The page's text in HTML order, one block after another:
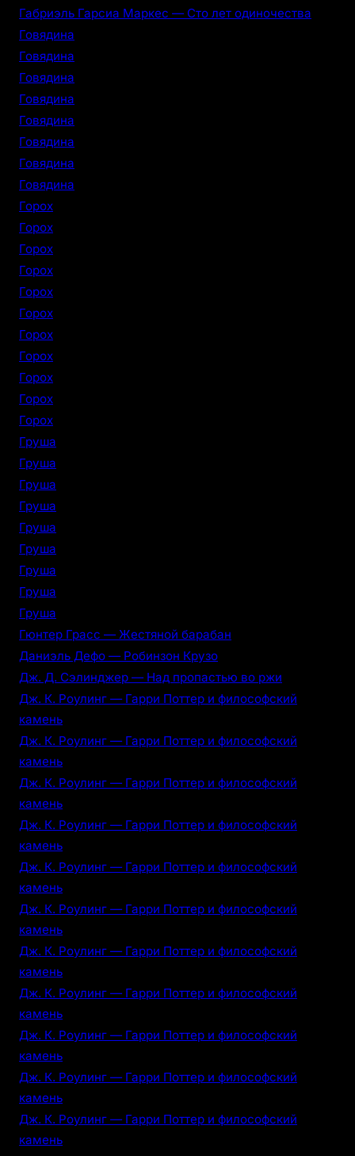
Габриэль Гарсиа Маркес — Сто лет одиночества
Говядина
Говядина
Говядина
Говядина
Говядина
Говядина
Говядина
Говядина
Горох
Горох
Горох
Горох
Горох
Горох
Горох
Горох
Горох
Горох
Горох
Груша
Груша
Груша
Груша
Груша
Груша
Груша
Груша
Груша
Гюнтер Грасс — Жестяной барабан
Даниэль Дефо — Робинзон Крузо
Дж. Д. Сэлинджер — Над пропастью во ржи
Дж. К. Роулинг — Гарри Поттер и философский
камень
Дж. К. Роулинг — Гарри Поттер и философский
камень
Дж. К. Роулинг — Гарри Поттер и философский
камень
Дж. К. Роулинг — Гарри Поттер и философский
камень
Дж. К. Роулинг — Гарри Поттер и философский
камень
Дж. К. Роулинг — Гарри Поттер и философский
камень
Дж. К. Роулинг — Гарри Поттер и философский
камень
Дж. К. Роулинг — Гарри Поттер и философский
камень
Дж. К. Роулинг — Гарри Поттер и философский
камень
Дж. К. Роулинг — Гарри Поттер и философский
камень
Дж. К. Роулинг — Гарри Поттер и философский
камень